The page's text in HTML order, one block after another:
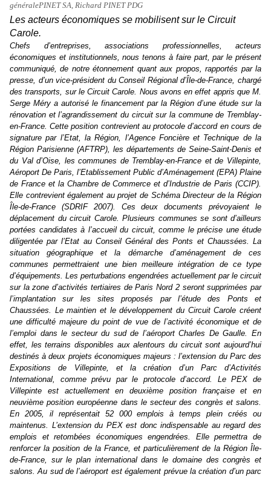
généralePINET SA, Richard PINET PDG
Les acteurs économiques se mobilisent sur le Circuit
Carole.
Chefs d’entreprises, associations professionnelles, acteurs
économiques et institutionnels, nous tenons à faire part, par le présent
communiqué, de notre étonnement quant aux propos, rapportés par la
presse, d’un vice-président du Conseil Régional d’Île-de-France, chargé
des transports, sur le Circuit Carole. Nous avons en effet appris que M.
Serge Méry a autorisé le financement par la Région d’une étude sur la
rénovation et l’agrandissement du circuit sur la commune de Tremblay-
en-France. Cette position contrevient au protocole d’accord en cours de
signature par l’Etat, la Région, l’Agence Foncière et Technique de la
Région Parisienne (AFTRP), les départements de Seine-Saint-Denis et
du Val d’Oise, les communes de Tremblay-en-France et de Villepinte,
Aéroport De Paris, l’Etablissement Public d’Aménagement (EPA) Plaine
de France et la Chambre de Commerce et d’Industrie de Paris (CCIP).
Elle contrevient également au projet de Schéma Directeur de la Région
Île-de-France (SDRIF 2007). Ces deux documents prévoyaient le
déplacement du circuit Carole. Plusieurs communes se sont d’ailleurs
portées candidates à l’accueil du circuit, comme le précise une étude
diligentée par l’Etat au Conseil Général des Ponts et Chaussées. La
situation géographique et la démarche d’aménagement de ces
communes permettraient une bien meilleure intégration de ce type
d’équipements. Les perturbations engendrées actuellement par le circuit
sur la zone d’activités tertiaires de Paris Nord 2 seront supprimées par
l’implantation sur les sites proposés par l’étude des Ponts et
Chaussées. Le maintien et le développement du Circuit Carole créent
une difficulté majeure du point de vue de l’activité économique et de
l’emploi dans le secteur du sud de l’aéroport Charles De Gaulle. En
effet, les terrains disponibles aux alentours du circuit sont aujourd’hui
destinés à deux projets économiques majeurs : l’extension du Parc des
Expositions de Villepinte, et la création d’un Parc d’Activités
International, comme prévu par le protocole d’accord.
Le PEX de
Villepinte est actuellement en deuxième position française et en
neuvième position européenne dans le secteur des congrès et salons.
En 2005, il représentait 52 000 emplois à temps plein créés ou
maintenus. L’extension du PEX est donc indispensable au regard des
emplois et retombées économiques engendrées. Elle permettra de
renforcer la position de la France, et particulièrement de la Région Île-
de-France, sur le plan international dans le domaine des congrès et
salons. Au sud de l’aéroport est également prévue la création d’un parc